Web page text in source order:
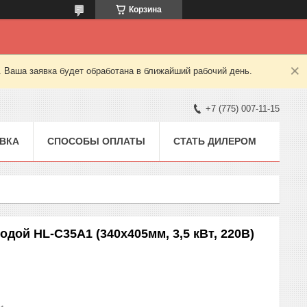
Корзина
заявка будет обработана в ближайший рабочий день.
+7 (775) 007-11-15
СПОСОБЫ ОПЛАТЫ СТАТЬ ДИЛЕРОМ
HL-C35A1 (340х405мм, 3,5 кВт, 220В)